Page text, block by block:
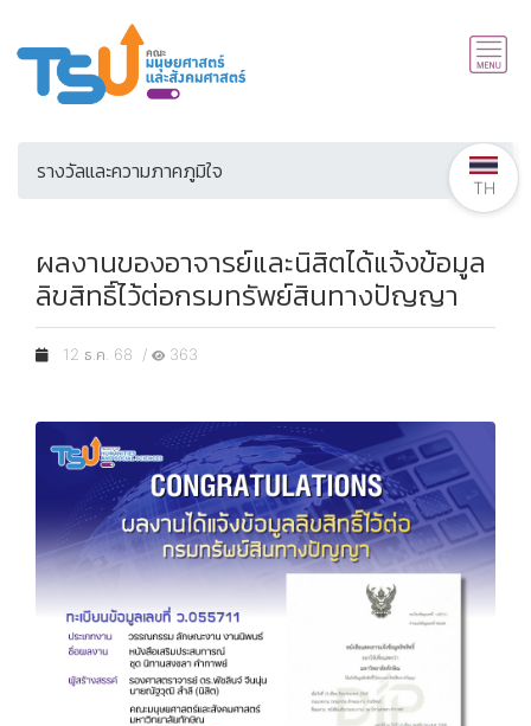
รางวัลและความภาคภูมิใจ
ผลงานของอาจารย์และนิสิตได้แจ้งข้อมูล
ลิขสิทธิ์ไว้ต่อกรมทรัพย์สินทางปัญญา
12 ธ.ค. 68 / 363
TH